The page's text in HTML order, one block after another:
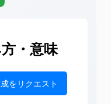
・意味
をリクエスト